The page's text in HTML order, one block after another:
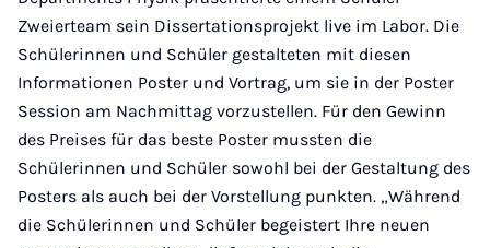
Zweierteam sein Dissertationsprojekt live im Labor. Die
Schülerinnen und Schüler gestalteten mit diesen
Informationen Poster und Vortrag, um sie in der Poster
Session am Nachmittag vorzustellen. Für den Gewinn
des Preises für das beste Poster mussten die
Schülerinnen und Schüler sowohl bei der Gestaltung des
Posters als auch bei der Vorstellung punkten. „Während
die Schülerinnen und Schüler begeistert Ihre neuen